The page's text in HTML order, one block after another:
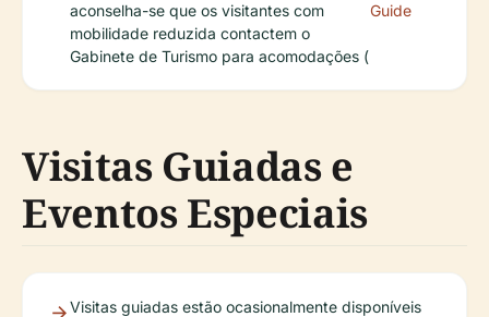
aconselha-se que os visitantes com
mobilidade reduzida contactem o
Gabinete de Turismo para acomodações (
Guide
Visitas Guiadas e
Eventos Especiais
Visitas guiadas estão ocasionalmente disponíveis